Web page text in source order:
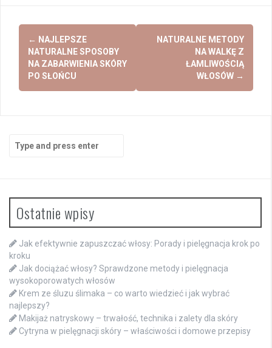
Post
navigation
← NAJLEPSZE
NATURALNE SPOSOBY
NA ZABARWIENIA SKÓRY
PO SŁOŃCU
NATURALNE METODY
NA WALKĘ Z
ŁAMLIWOŚCIĄ
WŁOSÓW →
Search
for:
Ostatnie wpisy
Jak efektywnie zapuszczać włosy: Porady i pielęgnacja krok po
kroku
Jak dociążać włosy? Sprawdzone metody i pielęgnacja
wysokoporowatych włosów
Krem ze śluzu ślimaka – co warto wiedzieć i jak wybrać
najlepszy?
Makijaż natryskowy – trwałość, technika i zalety dla skóry
Cytryna w pielęgnacji skóry – właściwości i domowe przepisy